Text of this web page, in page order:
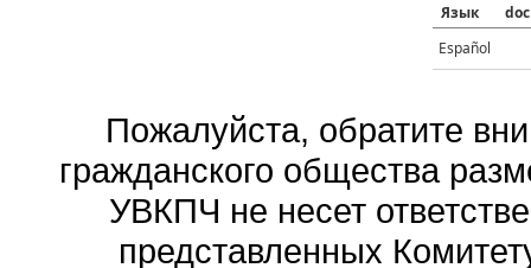
Язык
doc
Español
Пожалуйста, обратите
гражданского общества
УВКПЧ не несет
представленных